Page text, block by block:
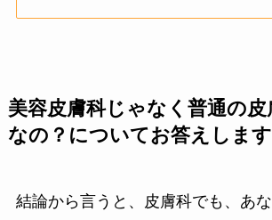
美容皮膚科じゃなく普通の皮
なの？についてお答えします
結論から言うと、皮膚科でも、あ